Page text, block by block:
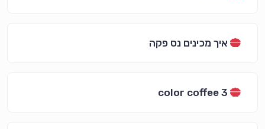
איך מכינים נס פקה